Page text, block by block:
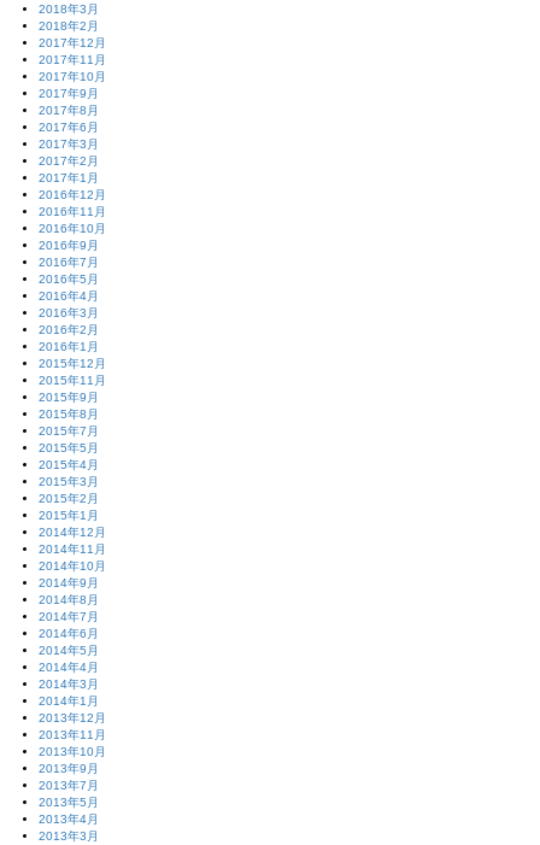
2018年3月
2018年2月
2017年12月
2017年11月
2017年10月
2017年9月
2017年8月
2017年6月
2017年3月
2017年2月
2017年1月
2016年12月
2016年11月
2016年10月
2016年9月
2016年7月
2016年5月
2016年4月
2016年3月
2016年2月
2016年1月
2015年12月
2015年11月
2015年9月
2015年8月
2015年7月
2015年5月
2015年4月
2015年3月
2015年2月
2015年1月
2014年12月
2014年11月
2014年10月
2014年9月
2014年8月
2014年7月
2014年6月
2014年5月
2014年4月
2014年3月
2014年1月
2013年12月
2013年11月
2013年10月
2013年9月
2013年7月
2013年5月
2013年4月
2013年3月